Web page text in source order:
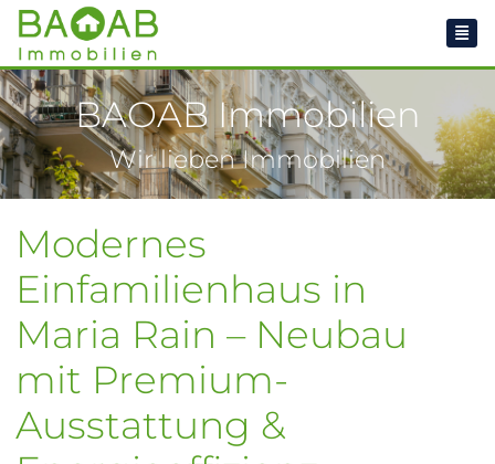
BAOAB Immobilien
Wir lieben Immobilien
Modernes
Einfamilienhaus in
Maria Rain – Neubau
mit Premium-
Ausstattung &